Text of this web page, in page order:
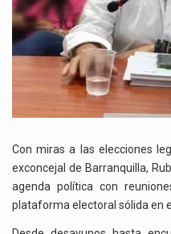
Con miras a las elecciones
exconcejal de Barranquilla,
agenda política con
plataforma electoral sólida en